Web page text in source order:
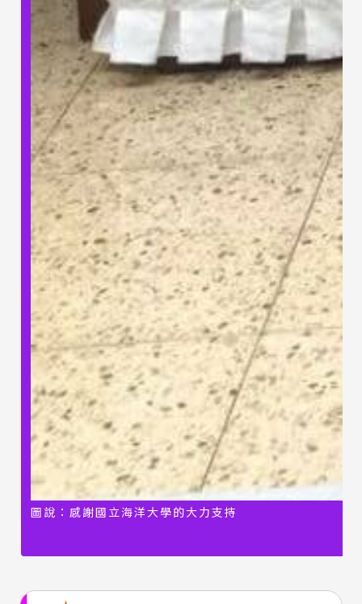
圖說：感謝國立海洋大學的大力支持